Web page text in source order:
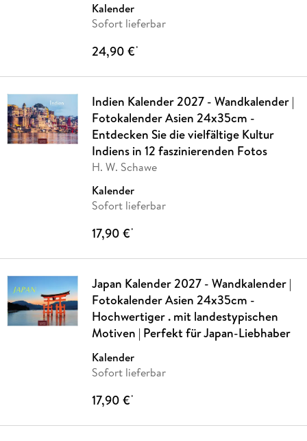
Kalender
Sofort lieferbar
24,90 €*
Indien Kalender 2027 - Wandkalender |
Fotokalender Asien 24x35cm -
Entdecken Sie die vielfältige Kultur
Indiens in 12 faszinierenden Fotos
H. W. Schawe
Kalender
Sofort lieferbar
17,90 €*
Japan Kalender 2027 - Wandkalender |
Fotokalender Asien 24x35cm -
Hochwertiger . mit landestypischen
Motiven | Perfekt für Japan-Liebhaber
Kalender
Sofort lieferbar
17,90 €*